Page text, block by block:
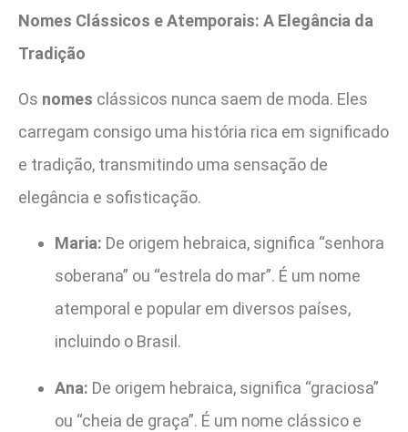
Nomes Clássicos e Atemporais: A Elegância da
Tradição
Os nomes clássicos nunca saem de moda. Eles
carregam consigo uma história rica em significado
e tradição, transmitindo uma sensação de
elegância e sofisticação.
Maria: De origem hebraica, significa “senhora
soberana” ou “estrela do mar”. É um nome
atemporal e popular em diversos países,
incluindo o Brasil.
Ana: De origem hebraica, significa “graciosa”
ou “cheia de graça”. É um nome clássico e